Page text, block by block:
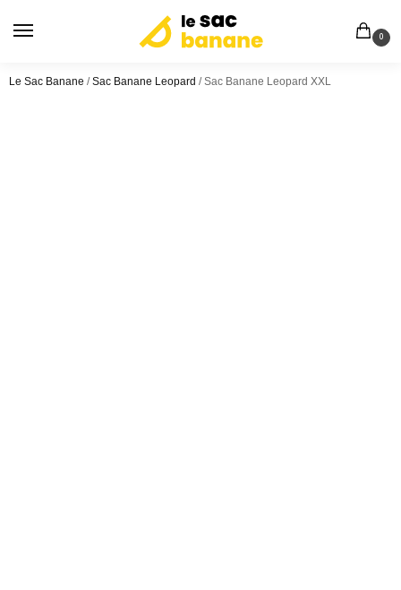
0
Le Sac Banane /Sac Banane Leopard /Sac Banane Leopard XXL